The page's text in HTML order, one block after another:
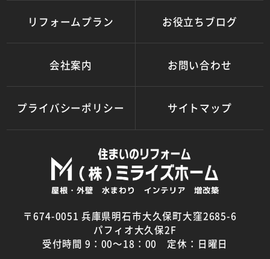
リフォームプラン お役立ちブログ
会社案内 お問い合わせ
プライバシーポリシー サイトマップ
〒674-0051 兵庫県明石市大久保町大窪2685-6
パフィオ大久保2F
受付時間 9：00～18：00 定休：日曜日